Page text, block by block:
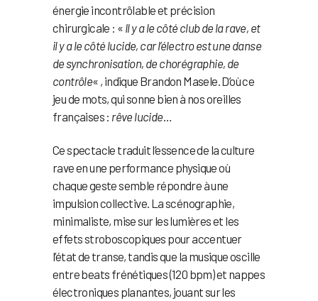
énergie incontrôlable et précision
chirurgicale : « Il y a le côté club de la rave, et
il y a le côté lucide, car l’électro est une danse
de synchronisation, de chorégraphie, de
contrôle« , indique Brandon Masele. D’où ce
jeu de mots, qui sonne bien à nos oreilles
françaises : rêve lucide
Ce spectacle traduit l’essence de la culture
rave en une performance physique où
chaque geste semble répondre à une
impulsion collective. La scénographie,
minimaliste, mise sur les lumières et les
effets stroboscopiques pour accentuer
l’état de transe, tandis que la musique oscille
entre beats frénétiques (120 bpm) et nappes
électroniques planantes, jouant sur les